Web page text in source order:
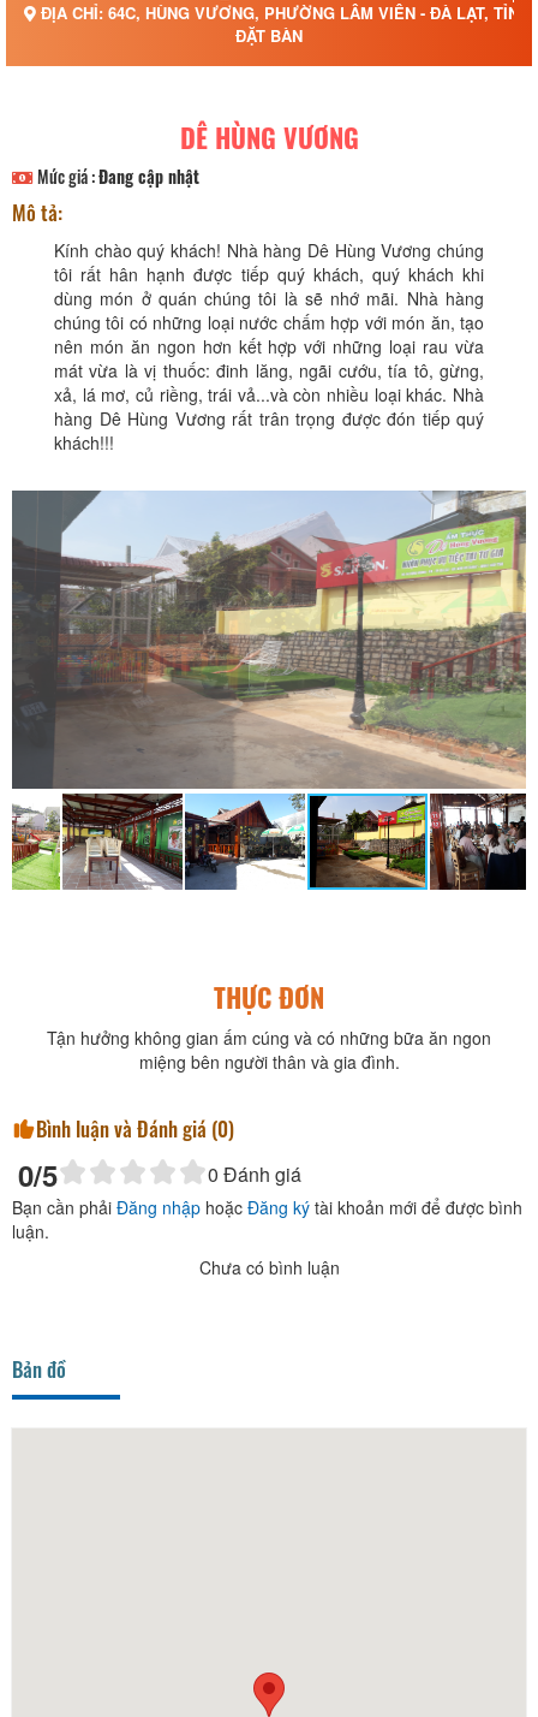
ĐỊA CHỈ: 64C, HÙNG VƯƠNG, PHƯỜNG LÂM VIÊN - ĐÀ LẠT, TỈNH
ĐẶT BÀN
DÊ HÙNG VƯƠNG
Mức giá :Đang cập nhật
Mô tả:
Kính chào quý khách! Nhà hàng Dê Hùng Vương chúng
tôi rất hân hạnh được tiếp quý khách, quý khách khi
dùng món ở quán chúng tôi là sẽ nhớ mãi. Nhà hàng
chúng tôi có những loại nước chấm hợp với món ăn, tạo
nên món ăn ngon hơn kết hợp với những loại rau vừa
mát vừa là vị thuốc: đinh lăng, ngãi cướu, tía tô, gừng,
xả, lá mơ, củ riềng, trái vả...và còn nhiều loại khác. Nhà
hàng Dê Hùng Vương rất trân trọng được đón tiếp quý
khách!!!
THỰC ĐƠN
Tận hưởng không gian ấm cúng và có những bữa ăn ngon
miệng bên người thân và gia đình.
Bình luận và Đánh giá (0)
0/5 0 Đánh giá
Bạn cần phải Đăng nhập hoặc Đăng ký tài khoản mới để được bình
luận.
Chưa có bình luận
Bản đồ